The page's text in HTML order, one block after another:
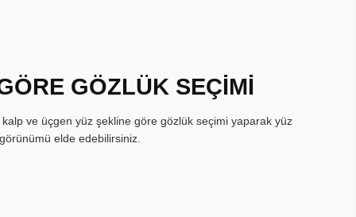
GÖZLÜK SEÇİMİ
ve üçgen yüz şekline göre gözlük seçimi yaparak yüz
elde edebilirsiniz.